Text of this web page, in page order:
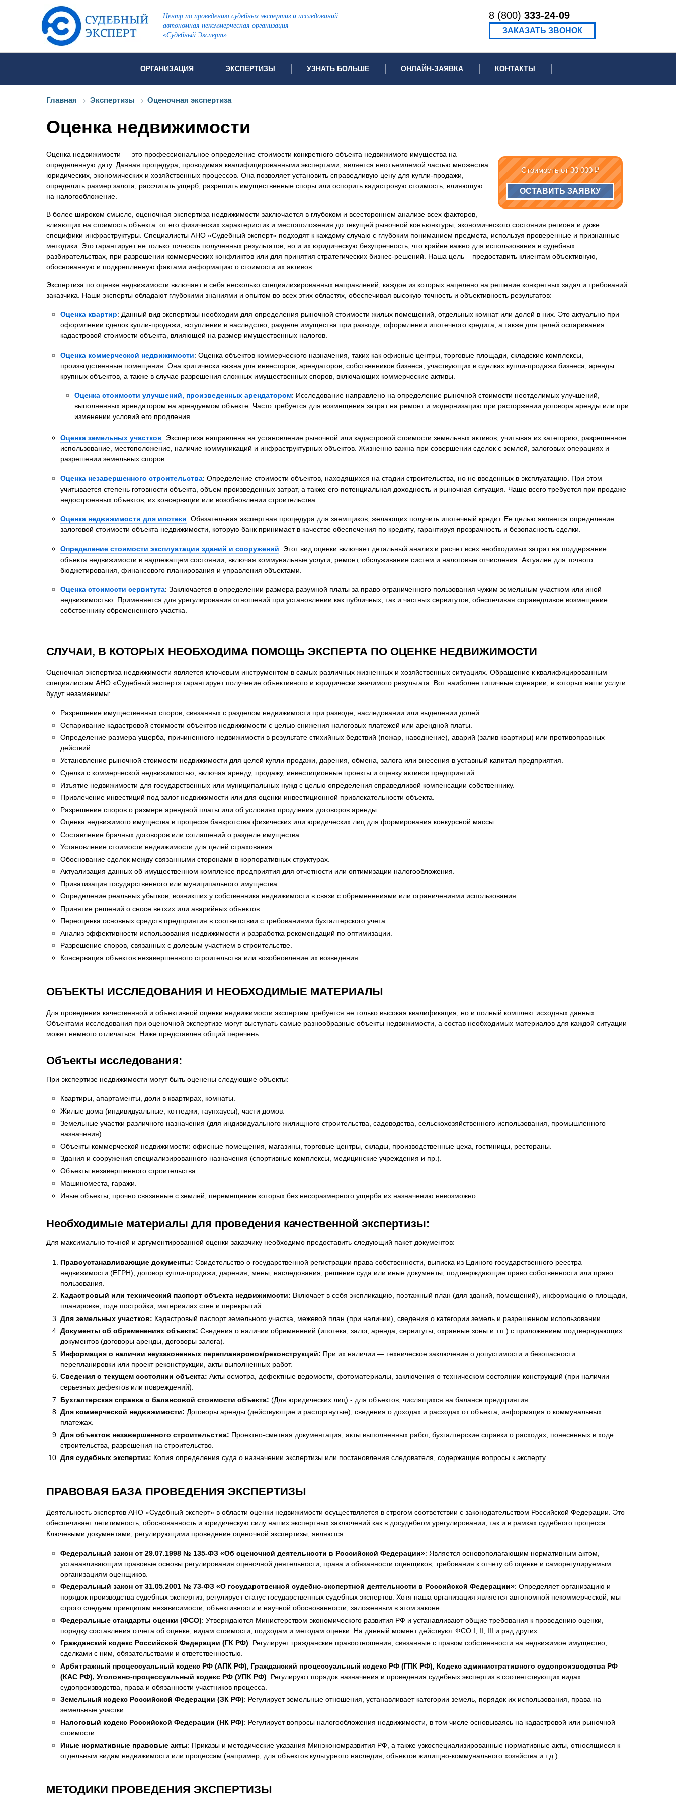
Центр по проведению судебных экспертиз и исследований
автономная некоммерческая организация
«Судебный Эксперт»
8 (800) 333-24-09
ЗАКАЗАТЬ ЗВОНОК
ОРГАНИЗАЦИЯ
Об организации
Открытые перечни судов
Для СМИ
Вакансии
Политика конфиденциальности
ЭКСПЕРТИЗЫ
Список всех видов проводимых экспертиз
Видеотехническая экспертиза
Генетическая экспертиза
Инженерно-техническая экспертиза
Компьютерно-техническая экспертиза
Лингвистическая экспертиза
Медицинская экспертиза
Пожарно-техническая экспертиза
Почерковедческая экспертиза
Психиатрическая экспертиза
Психологическая экспертиза
Рецензия на экспертное заключение
Строительная экспертиза
Фоноскопическая экспертиза
Химическая экспертиза
УЗНАТЬ БОЛЬШЕ ОНЛАЙН-ЗАЯВКА КОНТАКТЫ
Главная → Экспертизы → Оценочная экспертиза
Оценка недвижимости
Стоимостьот 30 000 ₽
ОСТАВИТЬ ЗАЯВКУ
Оценка недвижимости — это профессиональное определение стоимости конкретного объекта недвижимого имущества на
определенную дату. Данная процедура, проводимая квалифицированными экспертами, является неотъемлемой частью множества
юридических, экономических и хозяйственных процессов. Она позволяет установить справедливую цену для купли-продажи,
определить размер залога, рассчитать ущерб, разрешить имущественные споры или оспорить кадастровую стоимость, влияющую
на налогообложение.
В более широком смысле, оценочная экспертиза недвижимости заключается в глубоком и всестороннем анализе всех факторов,
влияющих на стоимость объекта: от его физических характеристик и местоположения до текущей рыночной конъюнктуры, экономического состояния региона и даже
специфики инфраструктуры. Специалисты АНО «Судебный эксперт» подходят к каждому случаю с глубоким пониманием предмета, используя проверенные и признанные
методики. Это гарантирует не только точность полученных результатов, но и их юридическую безупречность, что крайне важно для использования в судебных
разбирательствах, при разрешении коммерческих конфликтов или для принятия стратегических бизнес-решений. Наша цель – предоставить клиентам объективную,
обоснованную и подкрепленную фактами информацию о стоимости их активов.
Экспертиза по оценке недвижимости включает в себя несколько специализированных направлений, каждое из которых нацелено на решение конкретных задач и требований
заказчика. Наши эксперты обладают глубокими знаниями и опытом во всех этих областях, обеспечивая высокую точность и объективность результатов:
Оценка квартир: Данный вид экспертизы необходим для определения рыночной стоимости жилых помещений, отдельных комнат или долей в них. Это актуально при
оформлении сделок купли-продажи, вступлении в наследство, разделе имущества при разводе, оформлении ипотечного кредита, а также для целей оспаривания
кадастровой стоимости объекта, влияющей на размер имущественных налогов.
Оценка коммерческой недвижимости: Оценка объектов коммерческого назначения, таких как офисные центры, торговые площади, складские комплексы,
производственные помещения. Она критически важна для инвесторов, арендаторов, собственников бизнеса, участвующих в сделках купли-продажи бизнеса, аренды
крупных объектов, а также в случае разрешения сложных имущественных споров, включающих коммерческие активы.
Оценка стоимости улучшений, произведенных арендатором: Исследование направлено на определение рыночной стоимости неотделимых улучшений,
выполненных арендатором на арендуемом объекте. Часто требуется для возмещения затрат на ремонт и модернизацию при расторжении договора аренды или при
изменении условий его продления.
Оценка земельных участков: Экспертиза направлена на установление рыночной или кадастровой стоимости земельных активов, учитывая их категорию, разрешенное
использование, местоположение, наличие коммуникаций и инфраструктурных объектов. Жизненно важна при совершении сделок с землей, залоговых операциях и
разрешении земельных споров.
Оценка незавершенного строительства: Определение стоимости объектов, находящихся на стадии строительства, но не введенных в эксплуатацию. При этом
учитывается степень готовности объекта, объем произведенных затрат, а также его потенциальная доходность и рыночная ситуация. Чаще всего требуется при продаже
недостроенных объектов, их консервации или возобновлении строительства.
Оценка недвижимости для ипотеки: Обязательная экспертная процедура для заемщиков, желающих получить ипотечный кредит. Ее целью является определение
залоговой стоимости объекта недвижимости, которую банк принимает в качестве обеспечения по кредиту, гарантируя прозрачность и безопасность сделки.
Определение стоимости эксплуатации зданий и сооружений: Этот вид оценки включает детальный анализ и расчет всех необходимых затрат на поддержание
объекта недвижимости в надлежащем состоянии, включая коммунальные услуги, ремонт, обслуживание систем и налоговые отчисления. Актуален для точного
бюджетирования, финансового планирования и управления объектами.
Оценка стоимости сервитута: Заключается в определении размера разумной платы за право ограниченного пользования чужим земельным участком или иной
недвижимостью. Применяется для урегулирования отношений при установлении как публичных, так и частных сервитутов, обеспечивая справедливое возмещение
собственнику обремененного участка.
СЛУЧАИ, В КОТОРЫХ НЕОБХОДИМА ПОМОЩЬ ЭКСПЕРТА ПО ОЦЕНКЕ НЕДВИЖИМОСТИ
Оценочная экспертиза недвижимости является ключевым инструментом в самых различных жизненных и хозяйственных ситуациях. Обращение к квалифицированным
специалистам АНО «Судебный эксперт» гарантирует получение объективного и юридически значимого результата. Вот наиболее типичные сценарии, в которых наши услуги
будут незаменимы:
Разрешение имущественных споров, связанных с разделом недвижимости при разводе, наследовании или выделении долей.
Оспаривание кадастровой стоимости объектов недвижимости с целью снижения налоговых платежей или арендной платы.
Определение размера ущерба, причиненного недвижимости в результате стихийных бедствий (пожар, наводнение), аварий (залив квартиры) или противоправных
действий.
Установление рыночной стоимости недвижимости для целей купли-продажи, дарения, обмена, залога или внесения в уставный капитал предприятия.
Сделки с коммерческой недвижимостью, включая аренду, продажу, инвестиционные проекты и оценку активов предприятий.
Изъятие недвижимости для государственных или муниципальных нужд с целью определения справедливой компенсации собственнику.
Привлечение инвестиций под залог недвижимости или для оценки инвестиционной привлекательности объекта.
Разрешение споров о размере арендной платы или об условиях продления договоров аренды.
Оценка недвижимого имущества в процессе банкротства физических или юридических лиц для формирования конкурсной массы.
Составление брачных договоров или соглашений о разделе имущества.
Установление стоимости недвижимости для целей страхования.
Обоснование сделок между связанными сторонами в корпоративных структурах.
Актуализация данных об имущественном комплексе предприятия для отчетности или оптимизации налогообложения.
Приватизация государственного или муниципального имущества.
Определение реальных убытков, возникших у собственника недвижимости в связи с обременениями или ограничениями использования.
Принятие решений о сносе ветхих или аварийных объектов.
Переоценка основных средств предприятия в соответствии с требованиями бухгалтерского учета.
Анализ эффективности использования недвижимости и разработка рекомендаций по оптимизации.
Разрешение споров, связанных с долевым участием в строительстве.
Консервация объектов незавершенного строительства или возобновление их возведения.
ОБЪЕКТЫ ИССЛЕДОВАНИЯ И НЕОБХОДИМЫЕ МАТЕРИАЛЫ
Для проведения качественной и объективной оценки недвижимости экспертам требуется не только высокая квалификация, но и полный комплект исходных данных.
Объектами исследования при оценочной экспертизе могут выступать самые разнообразные объекты недвижимости, а состав необходимых материалов для каждой ситуации
может немного отличаться. Ниже представлен общий перечень:
Объекты исследования:
При экспертизе недвижимости могут быть оценены следующие объекты:
Квартиры, апартаменты, доли в квартирах, комнаты.
Жилые дома (индивидуальные, коттеджи, таунхаусы), части домов.
Земельные участки различного назначения (для индивидуального жилищного строительства, садоводства, сельскохозяйственного использования, промышленного
назначения).
Объекты коммерческой недвижимости: офисные помещения, магазины, торговые центры, склады, производственные цеха, гостиницы, рестораны.
Здания и сооружения специализированного назначения (спортивные комплексы, медицинские учреждения и пр.).
Объекты незавершенного строительства.
Машиноместа, гаражи.
Иные объекты, прочно связанные с землей, перемещение которых без несоразмерного ущерба их назначению невозможно.
Необходимые материалы для проведения качественной экспертизы:
Для максимально точной и аргументированной оценки заказчику необходимо предоставить следующий пакет документов:
Правоустанавливающие документы: Свидетельство о государственной регистрации права собственности, выписка из Единого государственного реестра
недвижимости (ЕГРН), договор купли-продажи, дарения, мены, наследования, решение суда или иные документы, подтверждающие право собственности или право
пользования.
Кадастровый или технический паспорт объекта недвижимости: Включает в себя экспликацию, поэтажный план (для зданий, помещений), информацию о площади,
планировке, годе постройки, материалах стен и перекрытий.
Для земельных участков: Кадастровый паспорт земельного участка, межевой план (при наличии), сведения о категории земель и разрешенном использовании.
Документы об обременениях объекта: Сведения о наличии обременений (ипотека, залог, аренда, сервитуты, охранные зоны и т.п.) с приложением подтверждающих
документов (договоры аренды, договоры залога).
Информация о наличии неузаконенных перепланировок/реконструкций: При их наличии — техническое заключение о допустимости и безопасности
перепланировки или проект реконструкции, акты выполненных работ.
Сведения о текущем состоянии объекта: Акты осмотра, дефектные ведомости, фотоматериалы, заключения о техническом состоянии конструкций (при наличии
серьезных дефектов или повреждений).
Бухгалтерская справка о балансовой стоимости объекта: (Для юридических лиц) - для объектов, числящихся на балансе предприятия.
Для коммерческой недвижимости: Договоры аренды (действующие и расторгнутые), сведения о доходах и расходах от объекта, информация о коммунальных
платежах.
Для объектов незавершенного строительства: Проектно-сметная документация, акты выполненных работ, бухгалтерские справки о расходах, понесенных в ходе
строительства, разрешения на строительство.
Для судебных экспертиз: Копия определения суда о назначении экспертизы или постановления следователя, содержащие вопросы к эксперту.
ПРАВОВАЯ БАЗА ПРОВЕДЕНИЯ ЭКСПЕРТИЗЫ
Деятельность экспертов АНО «Судебный эксперт» в области оценки недвижимости осуществляется в строгом соответствии с законодательством Российской Федерации. Это
обеспечивает легитимность, обоснованность и юридическую силу наших экспертных заключений как в досудебном урегулировании, так и в рамках судебного процесса.
Ключевыми документами, регулирующими проведение оценочной экспертизы, являются:
Федеральный закон от 29.07.1998 № 135-ФЗ «Об оценочной деятельности в Российской Федерации»: Является основополагающим нормативным актом,
устанавливающим правовые основы регулирования оценочной деятельности, права и обязанности оценщиков, требования к отчету об оценке и саморегулируемым
организациям оценщиков.
Федеральный закон от 31.05.2001 № 73-ФЗ «О государственной судебно-экспертной деятельности в Российской Федерации»: Определяет организацию и
порядок производства судебных экспертиз, регулирует статус государственных судебных экспертов. Хотя наша организация является автономной некоммерческой, мы
строго следуем принципам независимости, объективности и научной обоснованности, заложенным в этом законе.
Федеральные стандарты оценки (ФСО): Утверждаются Министерством экономического развития РФ и устанавливают общие требования к проведению оценки,
порядку составления отчета об оценке, видам стоимости, подходам и методам оценки. На данный момент действуют ФСО I, II, III и ряд других.
Гражданский кодекс Российской Федерации (ГК РФ): Регулирует гражданские правоотношения, связанные с правом собственности на недвижимое имущество,
сделками с ним, обязательствами и ответственностью.
Арбитражный процессуальный кодекс РФ (АПК РФ), Гражданский процессуальный кодекс РФ (ГПК РФ), Кодекс административного судопроизводства РФ
(КАС РФ), Уголовно-процессуальный кодекс РФ (УПК РФ): Регулируют порядок назначения и проведения судебных экспертиз в соответствующих видах
судопроизводства, права и обязанности участников процесса.
Земельный кодекс Российской Федерации (ЗК РФ): Регулирует земельные отношения, устанавливает категории земель, порядок их использования, права на
земельные участки.
Налоговый кодекс Российской Федерации (НК РФ): Регулирует вопросы налогообложения недвижимости, в том числе основываясь на кадастровой или рыночной
стоимости.
Иные нормативные правовые акты: Приказы и методические указания Минэкономразвития РФ, а также узкоспециализированные нормативные акты, относящиеся к
отдельным видам недвижимости или процессам (например, для объектов культурного наследия, объектов жилищно-коммунального хозяйства и т.д.).
МЕТОДИКИ ПРОВЕДЕНИЯ ЭКСПЕРТИЗЫ